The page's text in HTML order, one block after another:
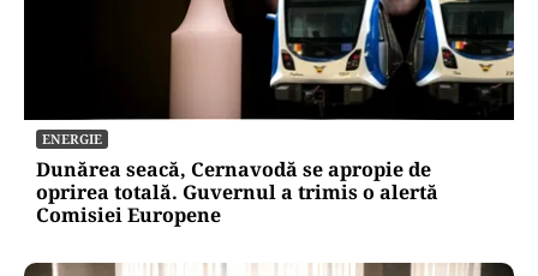
ENERGIE
Dunărea seacă, Cernavodă se apropie de
oprirea totală. Guvernul a trimis o alertă
Comisiei Europene